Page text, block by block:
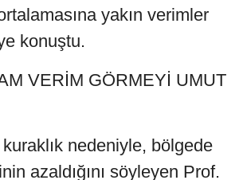
yakın verimler
konuştu.
VERİM GÖRMEYİ UMUT
nedeniyle, bölgede
azaldığını söyleyen Prof.